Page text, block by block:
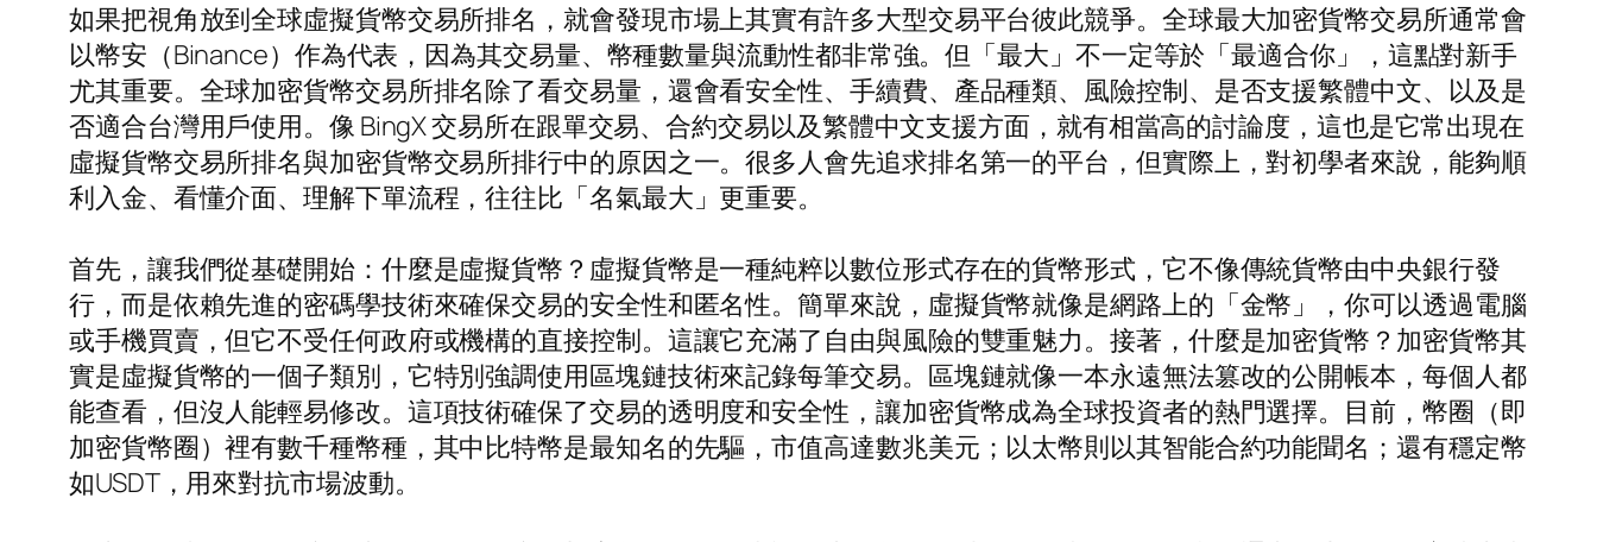
如果把視角放到全球虛擬貨幣交易所排名，就會發現市場上其實有許多大型交易平台彼此競爭。全球最大加密貨幣交易所通常會
以幣安（Binance）作為代表，因為其交易量、幣種數量與流動性都非常強。但「最大」不一定等於「最適合你」，這點對新手
尤其重要。全球加密貨幣交易所排名除了看交易量，還會看安全性、手續費、產品種類、風險控制、是否支援繁體中文、以及是
否適合台灣用戶使用。像 BingX 交易所在跟單交易、合約交易以及繁體中文支援方面，就有相當高的討論度，這也是它常出現在
虛擬貨幣交易所排名與加密貨幣交易所排行中的原因之一。很多人會先追求排名第一的平台，但實際上，對初學者來說，能夠順
利入金、看懂介面、理解下單流程，往往比「名氣最大」更重要。
首先，讓我們從基礎開始：什麼是虛擬貨幣？虛擬貨幣是一種純粹以數位形式存在的貨幣形式，它不像傳統貨幣由中央銀行發
行，而是依賴先進的密碼學技術來確保交易的安全性和匿名性。簡單來說，虛擬貨幣就像是網路上的「金幣」，你可以透過電腦
或手機買賣，但它不受任何政府或機構的直接控制。這讓它充滿了自由與風險的雙重魅力。接著，什麼是加密貨幣？加密貨幣其
實是虛擬貨幣的一個子類別，它特別強調使用區塊鏈技術來記錄每筆交易。區塊鏈就像一本永遠無法篡改的公開帳本，每個人都
能查看，但沒人能輕易修改。這項技術確保了交易的透明度和安全性，讓加密貨幣成為全球投資者的熱門選擇。目前，幣圈（即
加密貨幣圈）裡有數千種幣種，其中比特幣是最知名的先驅，市值高達數兆美元；以太幣則以其智能合約功能聞名；還有穩定幣
如USDT，用來對抗市場波動。